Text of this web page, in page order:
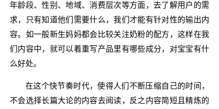
年龄段、性别、地域、消费层次等方面，去了解用户的需
求，只有知道他们需要什么，我们才能有针对性的输出内
容。如一般新生妈妈都会比较关注奶粉的配方，这样在我
们内容中，就可以着重写产品里有哪些成分，对宝宝有什
么好处。
在这个快节奏时代，使得人们不断压缩自己的时间，
不会选择长篇大论的内容去阅读，反之内容简短且精炼的